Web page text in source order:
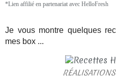
*Lien affilié en partenariat avec HelloFresh
Je vous montre quelques
mes box ...